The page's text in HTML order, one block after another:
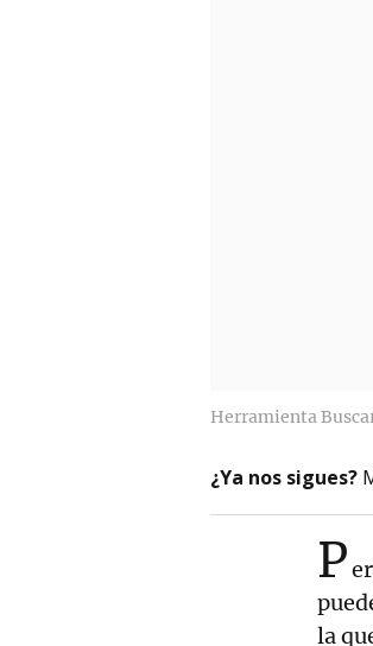
Herramienta
¿Ya nos sigues?
P
la